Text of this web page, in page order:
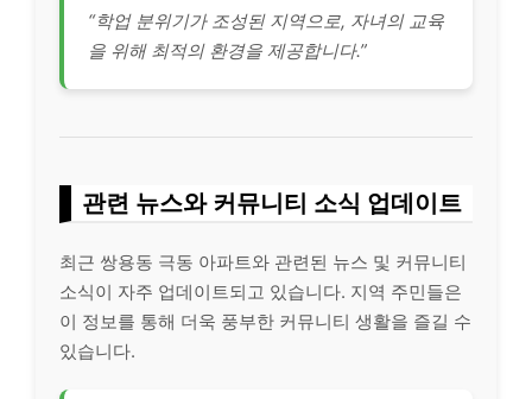
“학업 분위기가 조성된 지역으로, 자녀의 교육
을 위해 최적의 환경을 제공합니다.”
관련 뉴스와 커뮤니티 소식 업데이트
최근 쌍용동 극동 아파트와 관련된 뉴스 및 커뮤니티
소식이 자주 업데이트되고 있습니다. 지역 주민들은
이 정보를 통해 더욱 풍부한 커뮤니티 생활을 즐길 수
있습니다.